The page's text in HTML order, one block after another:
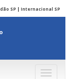
SP | Internacional SP
Menu